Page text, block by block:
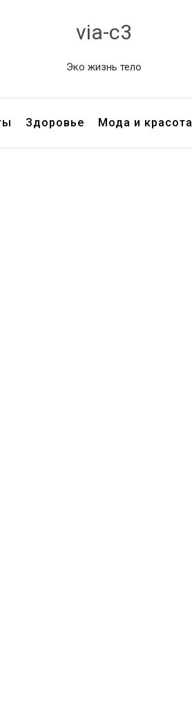
via-c3
Эко жизнь тело
Здоровье Мода и красота